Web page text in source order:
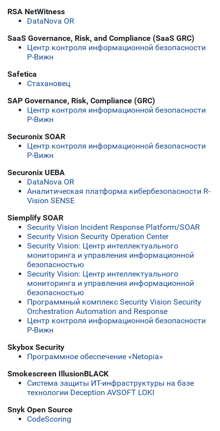
RSA NetWitness
DataNova OR
SaaS Governance, Risk, and Compliance (SaaS GRC)
Центр контроля информационной безопасности
Р-Вижн
Safetica
Стахановец
SAP Governance, Risk, Compliance (GRC)
Центр контроля информационной безопасности
Р-Вижн
Securonix SOAR
Центр контроля информационной безопасности
Р-Вижн
Securonix UEBA
DataNova OR
Аналитическая платформа кибербезопасности R-
Vision SENSE
Siemplify SOAR
Security Vision Incident Response Platform/SOAR
Security Vision Security Operation Center
Security Vision: Центр интеллектуального
мониторинга и управления информационной
безопасностью
Security Vision: Центр интеллектуального
мониторинга и управления информационной
безопасностью
Программный комплекс Security Vision Security
Orchestration Automation and Response
Центр контроля информационной безопасности
Р-Вижн
Skybox Security
Программное обеспечение «Netopia»
Smokescreen IllusionBLACK
Система защиты ИТ-инфраструктуры на базе
технологии Deception AVSOFT LOKI
Snyk Open Source
CodeScoring